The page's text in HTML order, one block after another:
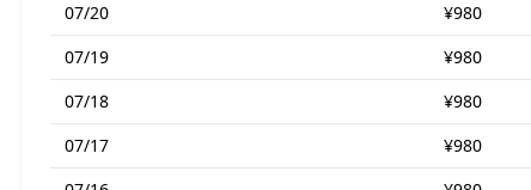
07/20
¥980
07/19
¥980
07/18
¥980
07/17
¥980